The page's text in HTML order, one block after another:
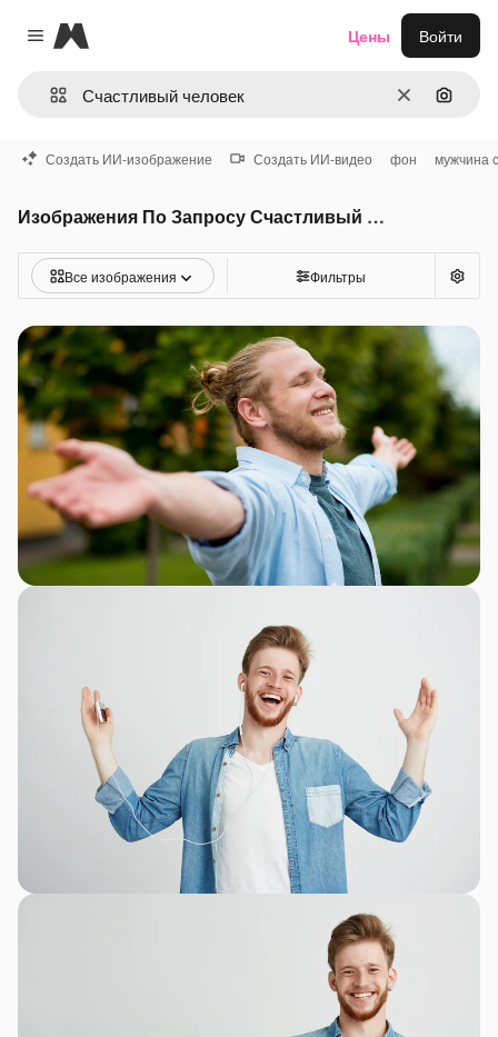
Close menu
Magnific
ОчиститьПоиск
Цены Войти
Создать ИИ-изображение Создать ИИ-видео фон мужчина
Изображения По Запросу Счастливый человек
Все изображения Фильтры